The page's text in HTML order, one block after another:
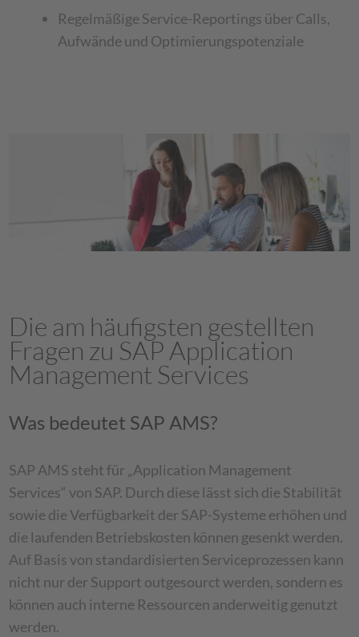
Regelmäßige Service-Reportings über Calls,
Aufwände und Optimierungspotenziale
Die am häufigsten gestellten
Fragen zu SAP Application
Management Services
Was bedeutet SAP AMS?
SAP AMS steht für „Application Management
Services“ von SAP. Durch diese lässt sich die Stabilität
sowie die Verfügbarkeit der SAP-Systeme erhöhen und
die laufenden Betriebskosten können gesenkt werden.
Auf Basis von standardisierten Serviceprozessen kann
nicht nur der Support outgesourct werden, sondern es
können auch interne Ressourcen anderweitig genutzt
werden.